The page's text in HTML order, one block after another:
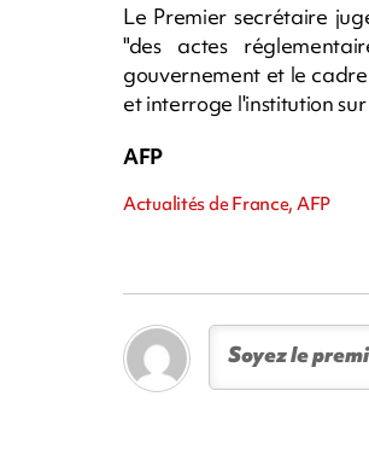
Le Premier secrétaire
"des actes
gouvernement et le
et interroge l'institution
AFP
Actualités de France, AFP